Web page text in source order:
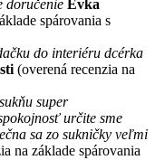
doručenie Evka
spárovania s
do interiéru dcérka
(overená recenzia na
super
určite sme
sa zo sukničky veľmi
na základe spárovania